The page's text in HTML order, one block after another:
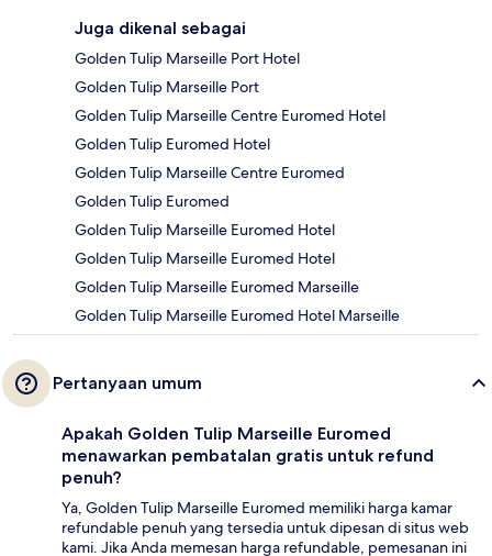
Juga dikenal sebagai
Golden Tulip Marseille Port Hotel
Golden Tulip Marseille Port
Golden Tulip Marseille Centre Euromed Hotel
Golden Tulip Euromed Hotel
Golden Tulip Marseille Centre Euromed
Golden Tulip Euromed
Golden Tulip Marseille Euromed Hotel
Golden Tulip Marseille Euromed Hotel
Golden Tulip Marseille Euromed Marseille
Golden Tulip Marseille Euromed Hotel Marseille
Pertanyaan umum
Apakah Golden Tulip Marseille Euromed
menawarkan pembatalan gratis untuk refund
penuh?
Ya, Golden Tulip Marseille Euromed memiliki harga kamar
refundable penuh yang tersedia untuk dipesan di situs web
kami. Jika Anda memesan harga refundable, pemesanan ini